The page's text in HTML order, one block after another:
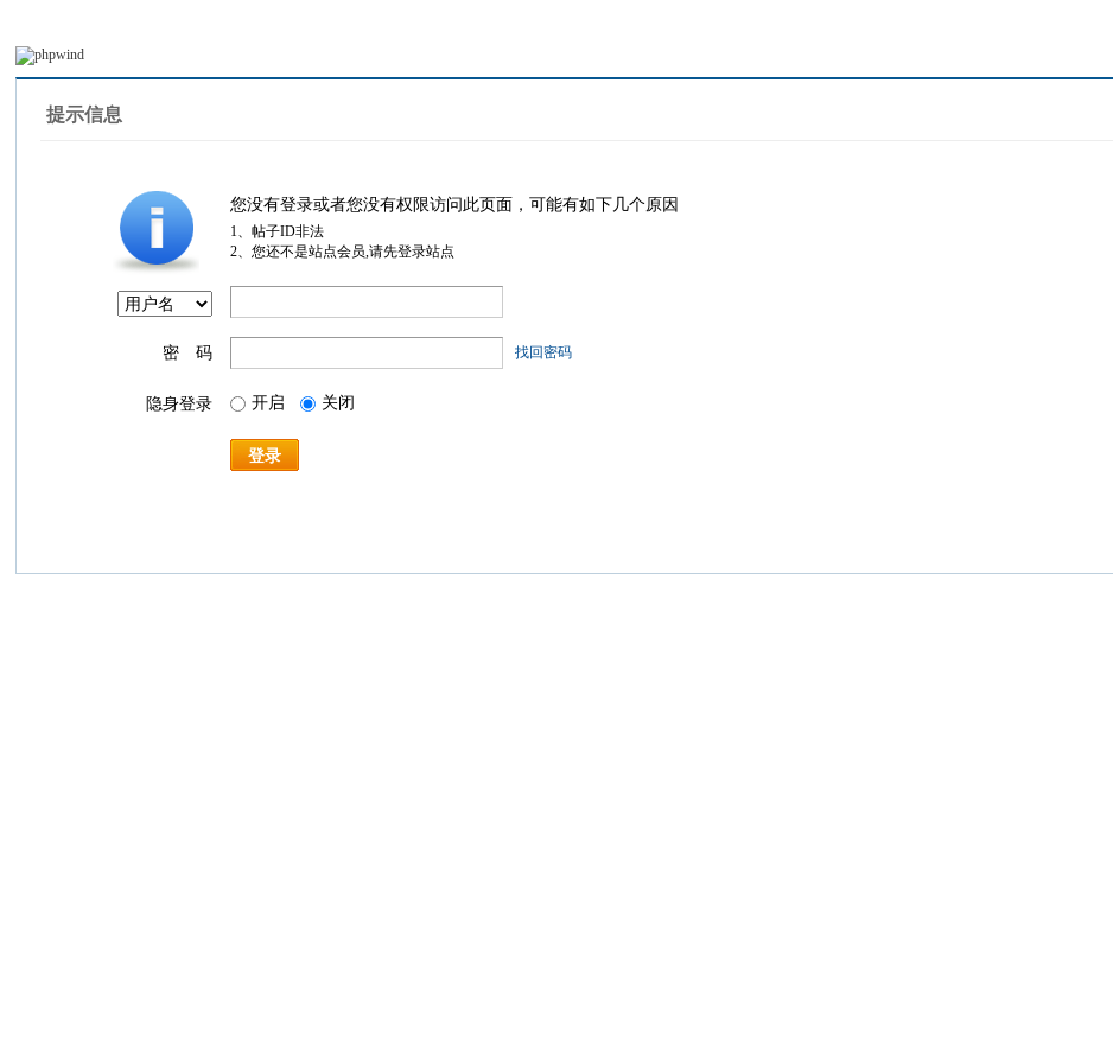
提示信息
您没有登录或者您没有权限访问此页面，可能有如下几个原因
1、帖子ID非法
2、您还不是站点会员,请先登录站点
密 码 找回密码
隐身登录 开启 关闭
登录